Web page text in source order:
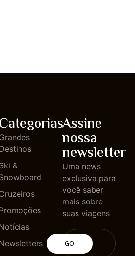
Categorias
Grandes
Destinos
Ski &
Snowboard
Cruzeiros
Promoções
Notícias
Newsletters
Assine
nossa
newsletter
Uma news
exclusiva para
você saber
mais sobre
suas viagens
GO